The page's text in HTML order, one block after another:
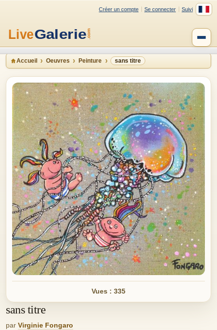
Créer un compte Se connecter Suivi
Accueil Oeuvres Peinture sans titre
Vues : 335
sans titre
par Virginie Fongaro